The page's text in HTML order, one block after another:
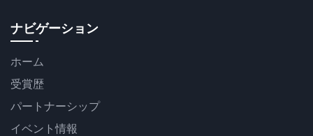
ナビゲーション
ホーム
受賞歴
パートナーシップ
イベント情報